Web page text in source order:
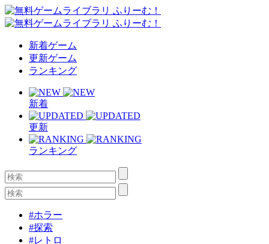
新着ゲーム
更新ゲーム
ランキング
新着
更新
ランキング
#ホラー
#探索
#レトロ